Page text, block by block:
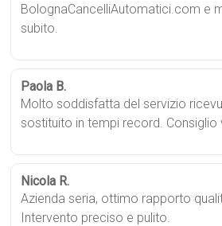
BolognaCancelliAutomatici.com e
subito.
Paola B.
Molto soddisfatta del servizio
sostituito in tempi record. Consiglio
Nicola R.
Azienda seria, ottimo rapporto
Intervento preciso e pulito.